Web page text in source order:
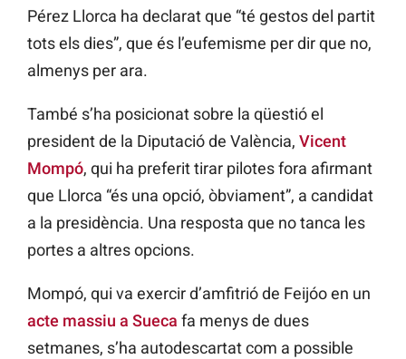
Pérez Llorca ha declarat que “té gestos del partit
tots els dies”, que és l’eufemisme per dir que no,
almenys per ara.
També s’ha posicionat sobre la qüestió el
president de la Diputació de València, Vicent
Mompó, qui ha preferit tirar pilotes fora afirmant
que Llorca “és una opció, òbviament”, a candidat
a la presidència. Una resposta que no tanca les
portes a altres opcions.
Mompó, qui va exercir d’amfitrió de Feijóo en un
acte massiu a Sueca fa menys de dues
setmanes, s’ha autodescartat com a possible